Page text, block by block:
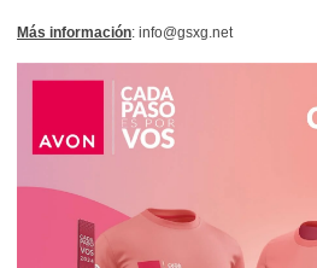
Más información: info@gsxg.net